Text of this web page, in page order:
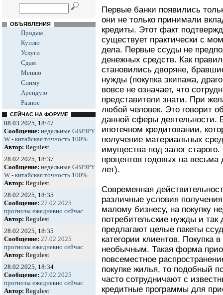
ОБЪЯВЛЕНИЯ
Продам
Куплю
Услуги
Сдам
Меняю
Сниму
Арендую
Разное
СЕЙЧАС НА ФОРУМЕ
08.03.2025, 18:47
Сообщение: недельные GBPJPY
W - китайская точность 100%
Автор: Regulest
28.02.2025, 18:37
Сообщение: недельные GBPJPY
W - китайская точность 100%
Автор: Regulest
28.02.2025, 18:35
Сообщение: 27.02.2025
прогнозы ежедневно сейчас
Автор: Regulest
28.02.2025, 18:35
Сообщение: 27.02.2025
прогнозы ежедневно сейчас
Автор: Regulest
28.02.2025, 18:34
Сообщение: 27.02.2025
прогнозы ежедневно сейчас
Автор: Regulest
Первые банки появились
они не только принимали
кредиты. Этот факт
существует практически с
дела. Первые ссуды не
денежных средств. Как
становились дворяне,
нужды (покупка экипажа,
вовсе не означает, что
представители знати. При
любой человек. Это говорит
данной сферы деятельности.
ипотечном кредитовании,
получение материальных
имущества под залог
процентов годовых на
лет).
Современная
различные условия
малому бизнесу, на покупку
потребительские нужды и
предлагают целые пакеты
категории клиентов. Покупка
необычным. Такая форма
повсеместное
покупке жилья, то подобный
часто сотрудничают с
кредитные программы для